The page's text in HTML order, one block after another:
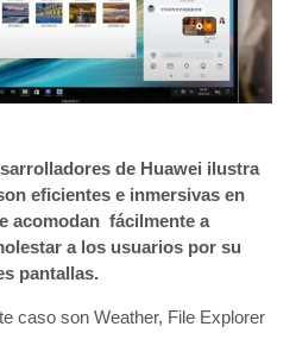
de Huawei ilustra
eficientes e inmersivas en
acomodan fácilmente a
a los usuarios por su
pantallas.
caso son Weather, File Explorer